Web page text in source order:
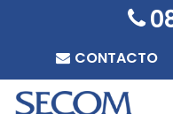
CONTACTO